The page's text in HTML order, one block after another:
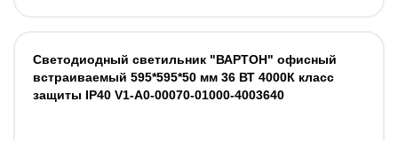
Светодиодный светильник "ВАРТОН" офисный
встраиваемый 595*595*50 мм 36 ВТ 4000К класс
защиты IP40 V1-A0-00070-01000-4003640